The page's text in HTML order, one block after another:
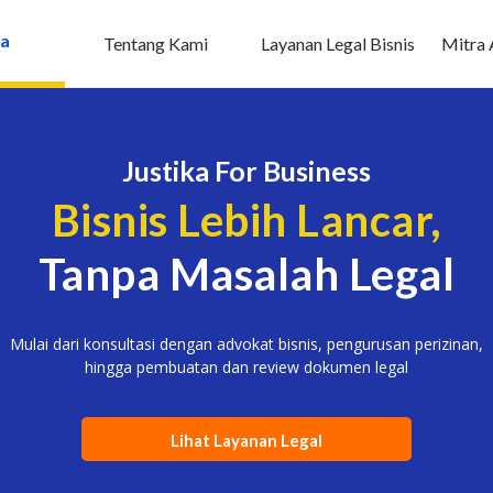
Tentang Kami Layanan Legal Bisnis Mitra
Justika For Business
Bisnis Lebih Lancar,
Tanpa Masalah Legal
Mulai dari konsultasi dengan advokat bisnis, pengurusan perizinan,
hingga pembuatan dan review dokumen legal
Lihat Layanan Legal